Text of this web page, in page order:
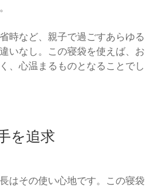
時など、親子で過ごすあらゆる
いなし。この寝袋を使えば、お
、心温まるものとなることでし
を追求
はその使い心地です。この寝袋